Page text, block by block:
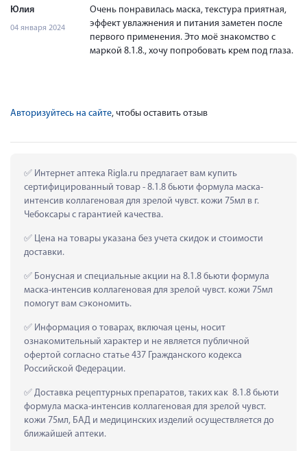
Юлия
04 января 2024
Очень понравилась маска, текстура приятная,
эффект увлажнения и питания заметен после
первого применения. Это моё знакомство с
маркой 8.1.8., хочу попробовать крем под глаза.
Авторизуйтесь на сайте, чтобы оставить отзыв
Интернет аптека Rigla.ru предлагает вам купить
сертифицированный товар - 8.1.8 бьюти формула маска-
интенсив коллагеновая для зрелой чувст. кожи 75мл в г.
Чебоксары с гарантией качества.
Цена на товары указана без учета скидок и стоимости
доставки.
Бонусная и специальные акции на 8.1.8 бьюти формула
маска-интенсив коллагеновая для зрелой чувст. кожи 75мл
помогут вам сэкономить.
Информация о товарах, включая цены, носит
ознакомительный характер и не является публичной
офертой согласно статье 437 Гражданского кодекса
Российской Федерации.
Доставка рецептурных препаратов, таких как  8.1.8 бьюти
формула маска-интенсив коллагеновая для зрелой чувст.
кожи 75мл, БАД и медицинских изделий осуществляется до
ближайшей аптеки.